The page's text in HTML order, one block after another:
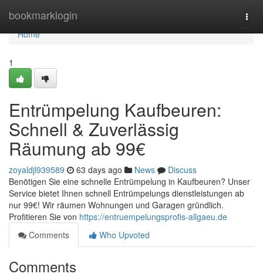
bookmarklogin
Home
Home
1
Entrümpelung Kaufbeuren:
Schnell & Zuverlässig
Räumung ab 99€
zoyaldjl939589 63 days ago News
Discuss
Benötigen Sie eine schnelle Entrümpelung in Kaufbeuren? Unser
Service bietet Ihnen schnell Entrümpelungs dienstleistungen ab
nur 99€! Wir räumen Wohnungen und Garagen gründlich.
Profitieren Sie von https://entruempelungsprofis-allgaeu.de
Comments
Who Upvoted
Comments